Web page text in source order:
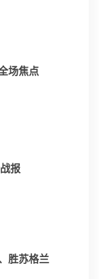
场焦点
报
胜苏格兰